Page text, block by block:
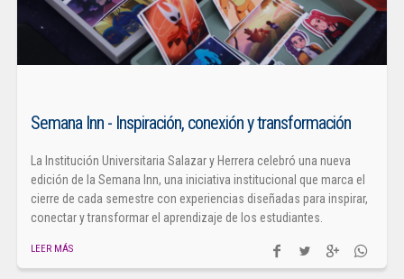
Semana Inn - Inspiración, conexión y transformación
La Institución Universitaria Salazar y Herrera celebró una nueva
edición de la Semana Inn, una iniciativa institucional que marca el
cierre de cada semestre con experiencias diseñadas para inspirar,
conectar y transformar el aprendizaje de los estudiantes.
LEER MÁS